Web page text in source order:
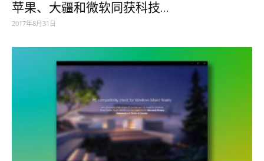
苹果、大疆和微软同获科技...
2017年8月31日